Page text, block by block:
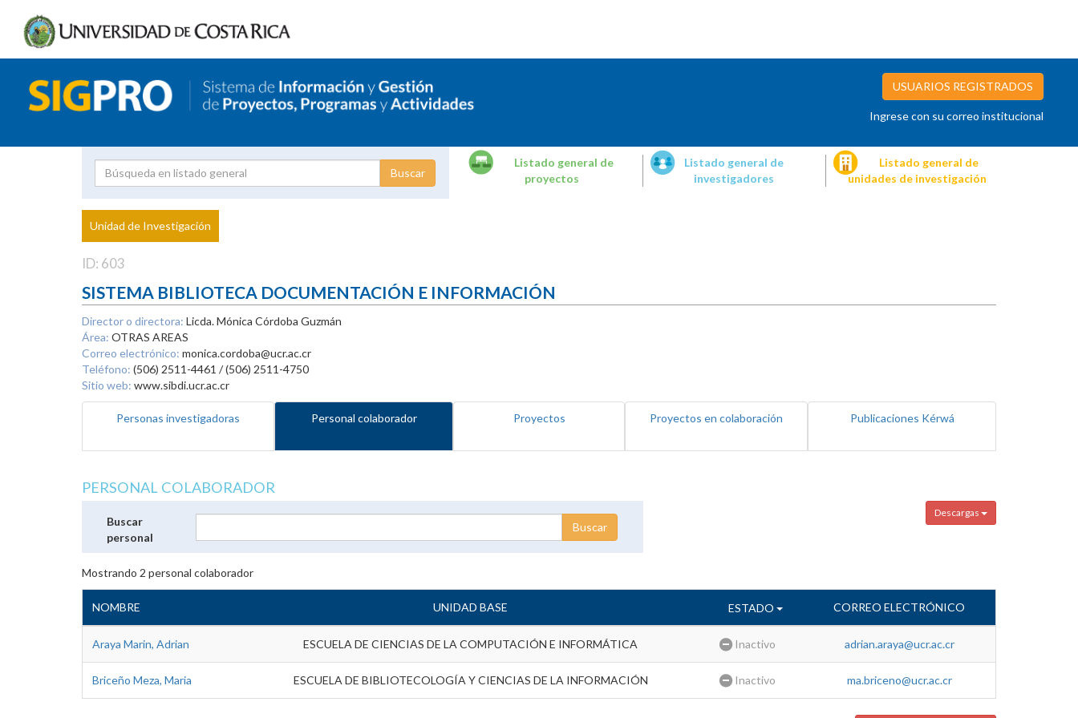
USUARIOS REGISTRADOS
Ingrese con su correo institucional
Proyecto
Investigador
Listado general de
proyectos
Listado general de
investigadores
Listado general de
unidades de investigación
Unidad de Investigación
ID: 603
SISTEMA BIBLIOTECA DOCUMENTACIÓN E INFORMACIÓN
Director o directora: Licda. Mónica Córdoba Guzmán
Área: OTRAS AREAS
Correo electrónico: monica.cordoba@ucr.ac.cr
Teléfono: (506) 2511-4461 / (506) 2511-4750
Sitio web: www.sibdi.ucr.ac.cr
Personas investigadoras Personal colaborador Proyectos Proyectos en colaboración Publicaciones Kérwá
PERSONAL COLABORADOR
Descargas
Buscar
personal
Mostrando 2 personal colaborador
NOMBRE UNIDAD BASE ESTADO CORREO ELECTRÓNICO
Araya Marin, Adrian ESCUELA DE CIENCIAS DE LA COMPUTACIÓN E INFORMÁTICA Inactivo adrian.araya@ucr.ac.cr
Briceño Meza, Maria ESCUELA DE BIBLIOTECOLOGÍA Y CIENCIAS DE LA INFORMACIÓN Inactivo ma.briceno@ucr.ac.cr